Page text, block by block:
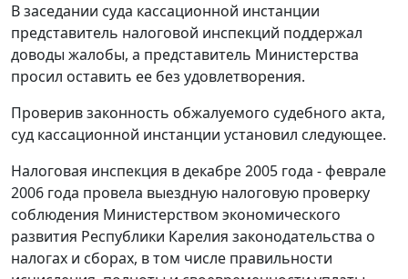
В заседании суда кассационной инстанции
представитель налоговой инспекций поддержал
доводы жалобы, а представитель Министерства
просил оставить ее без удовлетворения.
Проверив законность обжалуемого судебного акта,
суд кассационной инстанции установил следующее.
Налоговая инспекция в декабре 2005 года - феврале
2006 года провела выездную налоговую проверку
соблюдения Министерством экономического
развития Республики Карелия законодательства о
налогах и сборах, в том числе правильности